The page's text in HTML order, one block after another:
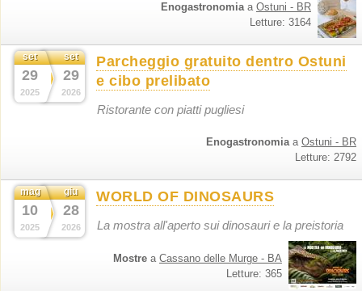
Enogastronomiaa Ostuni - BR
Letture: 3164
set
29
2025
set
29
2026
Parcheggio gratuito dentro Ostuni
e cibo prelibato
Ristorante con piatti pugliesi
Enogastronomiaa Ostuni - BR
Letture: 2792
mag
10
2025
giu
28
2026
WORLD OF DINOSAURS
La mostra all'aperto sui dinosauri e la preistoria
Mostre a Cassano delle Murge - BA
Letture: 365